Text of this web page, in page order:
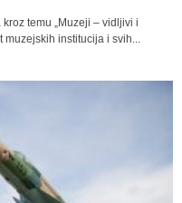
temu „Muzeji – vidljivi i
muzejskih institucija i svih...